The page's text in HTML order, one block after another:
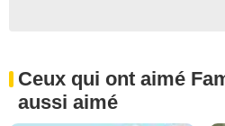
Ceux qui ont aimé
aussi aimé